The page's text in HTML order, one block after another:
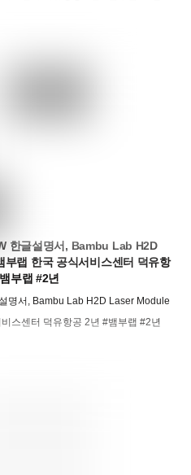
한글설명서, Bambu Lab H2D
랩 한국 공식서비스센터 덕유항
부랩 #2년
명서, Bambu Lab H2D Laser Module
스센터 덕유항공 2년 #뱀부랩 #2년